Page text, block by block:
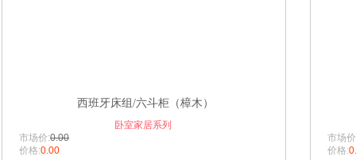
西班牙床组/六斗柜（樟木）
卧室家居系列
市场价:0.00
价格:0.00
市场
价格: